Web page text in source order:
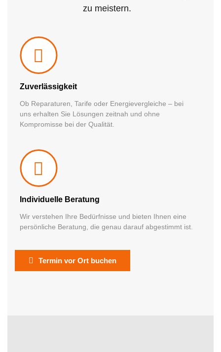
zu meistern.
Zuverlässigkeit
Ob Reparaturen, Tarife oder Energievergleiche – bei
uns erhalten Sie Lösungen zeitnah und ohne
Kompromisse bei der Qualität.
Individuelle Beratung
Wir verstehen Ihre Bedürfnisse und bieten Ihnen eine
persönliche Beratung, die genau darauf abgestimmt ist.
Termin vor Ort buchen